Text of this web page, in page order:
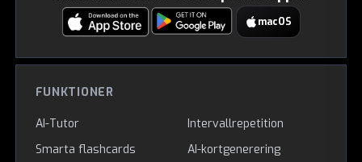
macOS
FUNKTIONER
AI-Tutor
Intervallrepetition
Smarta flashcards
AI-kortgenerering